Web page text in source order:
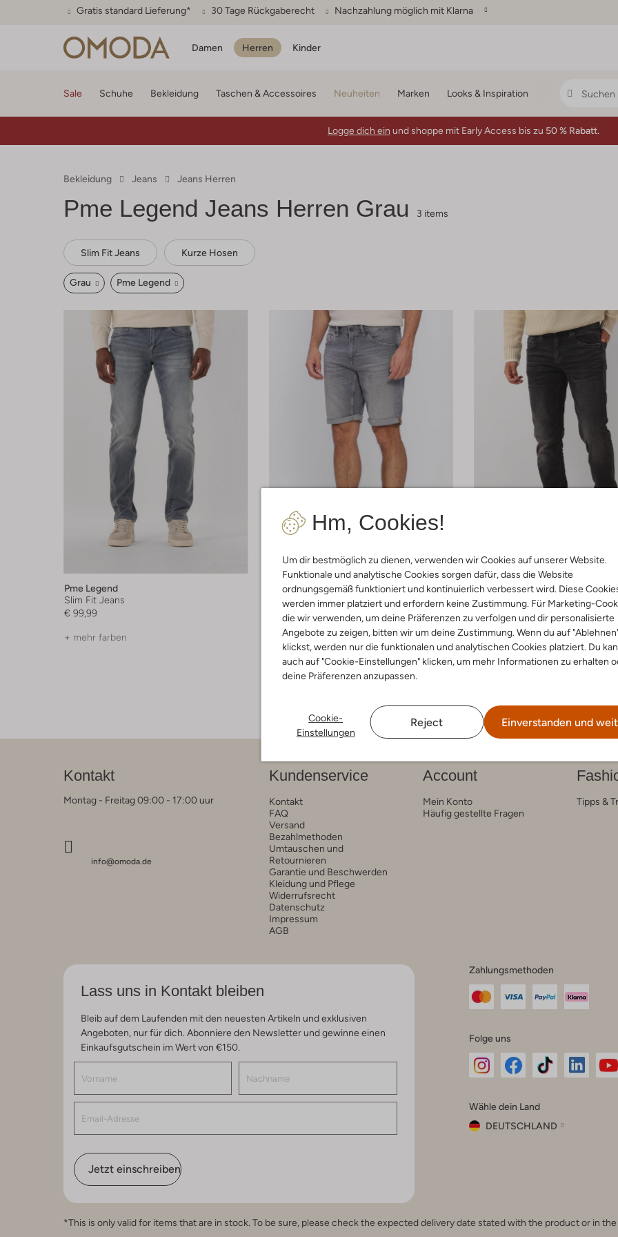
Gratis standard Lieferung* 30 Tage Rückgaberecht Nachzahlung möglich mit Klarna
Damen Herren Kinder
Hm, Cookies!
Um dir bestmöglich zu dienen, verwenden wir Cookies auf unserer Website.
Funktionale und analytische Cookies sorgen dafür, dass die Website
ordnungsgemäß funktioniert und kontinuierlich verbessert wird. Diese
werden immer platziert und erfordern keine Zustimmung. Für Marketing-
die wir verwenden, um deine Präferenzen zu verfolgen und dir personalisierte
Angebote zu zeigen, bitten wir um deine Zustimmung. Wenn du auf
klickst, werden nur die funktionalen und analytischen Cookies platziert. Du
auch auf "Cookie-Einstellungen" klicken, um mehr Informationen zu erhalten
deine Präferenzen anzupassen.
Cookie-
Einstellungen
Reject Einverstanden und
Sale Schuhe Bekleidung Taschen & Accessoires Neuheiten Marken Looks & Inspiration
Logge dich ein und shoppe mit Early Access bis zu 50 % Rabatt.
Bekleidung Jeans Jeans Herren
Pme Legend Jeans Herren Grau 3 items
Slim Fit Jeans Kurze Hosen
Grau Pme Legend
Pme Legend
Slim Fit Jeans
€ 99,99
+ mehr farben
Pme Legend
Kurze Hose
€ 79,99
+ mehr farben
-30%
Pme Legend
Slim Fit Jeans
€ 119,95
€ 83,99
+ mehr farben
Kontakt
Montag - Freitag 09:00 - 17:00 uur
info@omoda.de
Kundenservice
Kontakt
FAQ
Versand
Bezahlmethoden
Umtauschen und
Retournieren
Garantie und Beschwerden
Kleidung und Pflege
Widerrufsrecht
Datenschutz
Impressum
AGB
Account
Mein Konto
Häufig gestellte Fragen
Tipps &
Lass uns in Kontakt bleiben
Bleib auf dem Laufenden mit den neuesten Artikeln und exklusiven
Angeboten, nur für dich. Abonniere den Newsletter und gewinne einen
Einkaufsgutschein im Wert von €150.
Jetzt einschreiben
Zahlungsmethoden
Folge uns
Instagram
Facebook
TikTok
Wähle dein Land
DEUTSCHLAND
Belgique
*This is only valid for items that are in stock. To be sure, please check the expected delivery date stated with the product or in